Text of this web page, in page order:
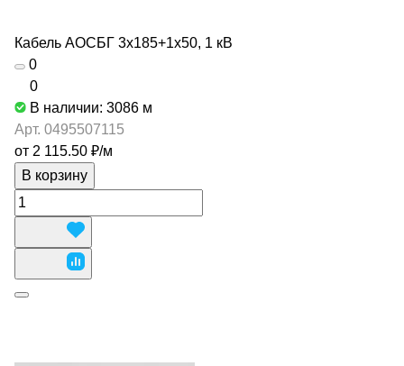
Кабель АОСБГ 3х185+1х50, 1 кВ
0
0
В наличии: 3086 м
Арт. 0495507115
от 2 115.50 ₽/м
В корзину